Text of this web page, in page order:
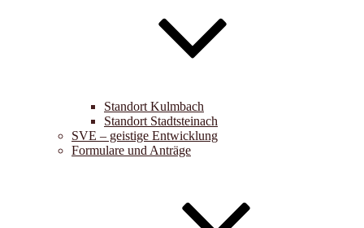
Standort Kulmbach
Standort Stadtsteinach
SVE – geistige Entwicklung
Formulare und Anträge